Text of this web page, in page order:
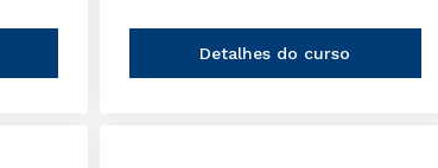
Detalhes do curso